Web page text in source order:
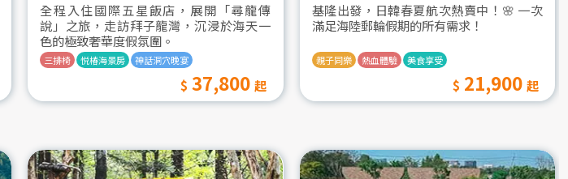
全程入住國際五星飯店，展開「尋龍傳
說」之旅，走訪拜子龍灣，沉浸於海天一
色的極致奢華度假氛圍。
三排椅 悦椿海景房 神話洞穴晚宴
37,800
基隆出發，日韓春夏航次熱賣中！🌸 一次
滿足海陸郵輪假期的所有需求！
親子同樂 熱血體驗 美食享受
21,900